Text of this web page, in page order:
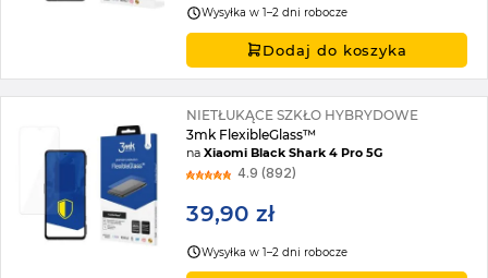
Wysyłka w 1–2 dni robocze
Dodaj do koszyka
NIETŁUKĄCE SZKŁO HYBRYDOWE
3mk FlexibleGlass™
naXiaomi Black Shark 4 Pro 5G
4.9 (892)
39,90 zł
Wysyłka w 1–2 dni robocze